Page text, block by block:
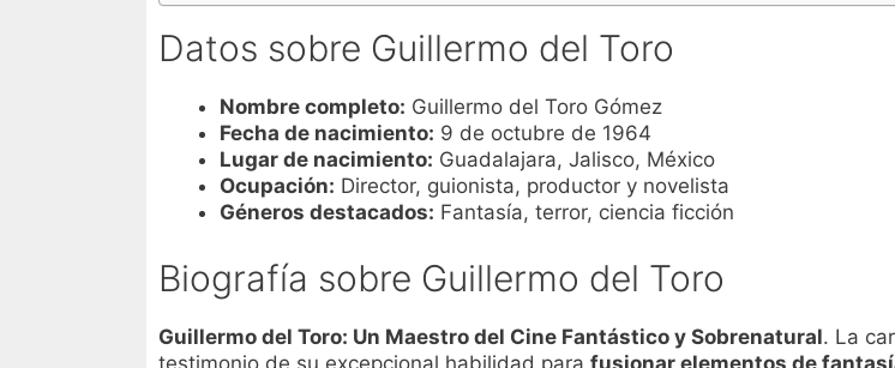
Datos sobre Guillermo del Toro
Nombre completo: Guillermo del Toro Gómez
Fecha de nacimiento: 9 de octubre de 1964
Lugar de nacimiento: Guadalajara, Jalisco, México
Ocupación: Director, guionista, productor y novelista
Géneros destacados: Fantasía, terror, ciencia ficción
Biografía sobre Guillermo del Toro
Guillermo del Toro: Un Maestro del Cine Fantástico y Sobrenatural. La
testimonio de su excepcional habilidad para fusionar elementos de